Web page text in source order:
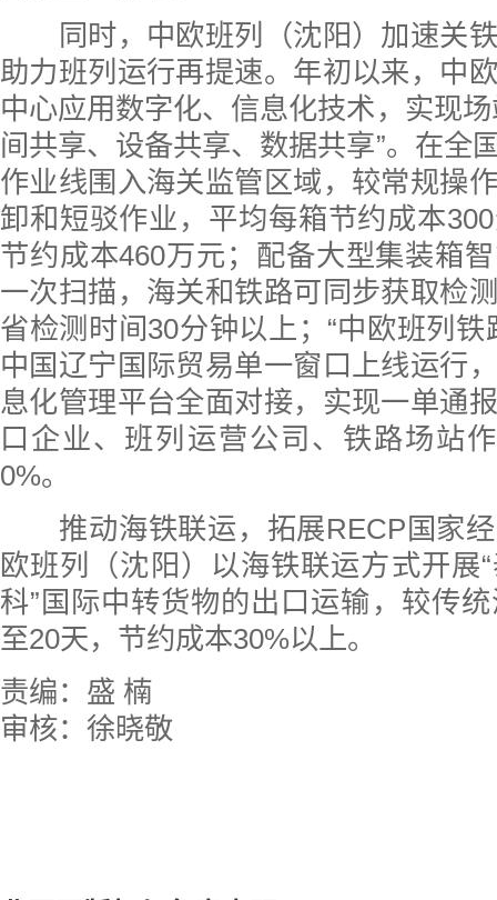
同时，中欧班列（沈阳）加速关铁
助力班列运行再提速。年初以来，中
中心应用数字化、信息化技术，实现
间共享、设备共享、数据共享”。在全
作业线围入海关监管区域，较常规操
卸和短驳作业，平均每箱节约成本
节约成本460万元；配备大型集装箱
一次扫描，海关和铁路可同步获取检
省检测时间30分钟以上；“中欧班列铁
中国辽宁国际贸易单一窗口上线运行
息化管理平台全面对接，实现一单通
口企业、班列运营公司、铁路场站
0%。
推动海铁联运，拓展RECP国家经
欧班列（沈阳）以海铁联运方式开
科”国际中转货物的出口运输，较传
至20天，节约成本30%以上。
责编：盛 楠
审核：徐晓敬